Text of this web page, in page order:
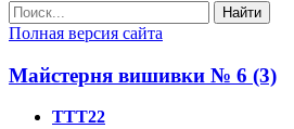
Найти
Полная версия сайта
Майстерня вишивки № 6 (3)
TTT22